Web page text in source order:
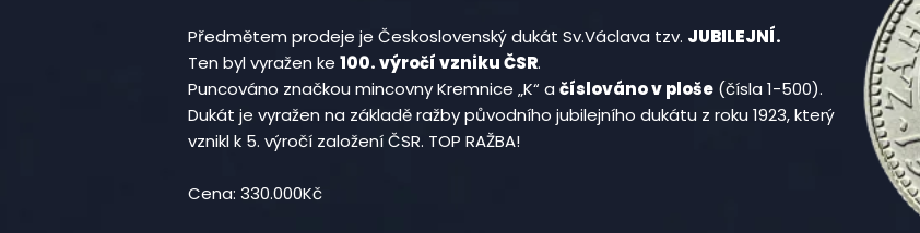
Předmětem prodeje je Československý dukát Sv.Václava tzv. JUBILEJNÍ.
Ten byl vyražen ke 100. výročí vzniku ČSR.
Puncováno značkou mincovny Kremnice „K“ a číslováno v ploše (čísla 1-500).
Dukát je vyražen na základě ražby původního jubilejního dukátu z roku 1923, který
vznikl k 5. výročí založení ČSR. TOP RAŽBA!
Cena: 330.000Kč